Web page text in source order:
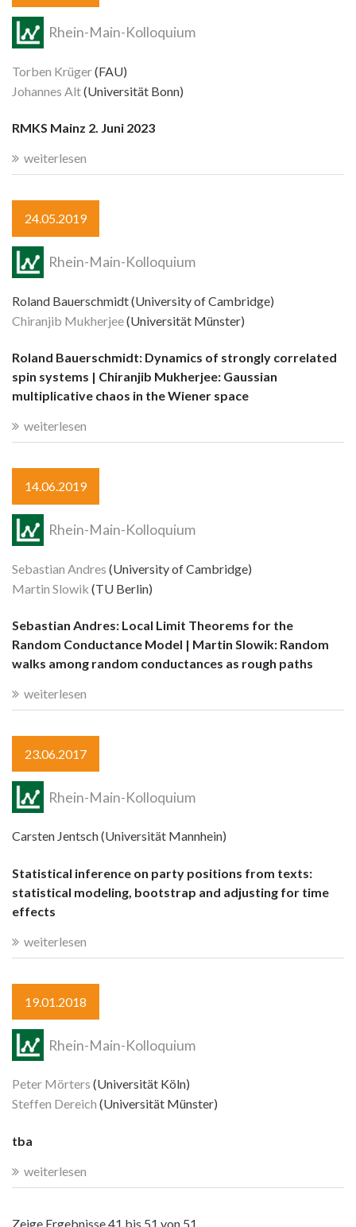
Rhein-Main-Kolloquium
Torben Krüger(FAU)
Johannes Alt(Universität Bonn)
RMKS Mainz 2. Juni 2023
weiterlesen
24.05.2019
Rhein-Main-Kolloquium
Roland Bauerschmidt (University of Cambridge)
Chiranjib Mukherjee(Universität Münster)
Roland Bauerschmidt: Dynamics of strongly correlated
spin systems | Chiranjib Mukherjee: Gaussian
multiplicative chaos in the Wiener space
weiterlesen
14.06.2019
Rhein-Main-Kolloquium
Sebastian Andres (University of Cambridge)
Martin Slowik (TU Berlin)
Sebastian Andres: Local Limit Theorems for the
Random Conductance Model | Martin Slowik: Random
walks among random conductances as rough paths
weiterlesen
23.06.2017
Rhein-Main-Kolloquium
Carsten Jentsch (Universität Mannhein)
Statistical inference on party positions from texts:
statistical modeling, bootstrap and adjusting for time
effects
weiterlesen
19.01.2018
Rhein-Main-Kolloquium
Peter Mörters (Universität Köln)
Steffen Dereich (Universität Münster)
tba
weiterlesen
Zeige Ergebnisse41 bis 51 von 51